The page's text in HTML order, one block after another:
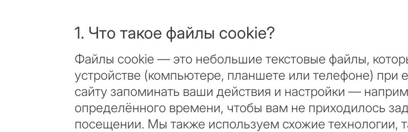
1. Что такое файлы cookie?
Файлы cookie — это небольшие текстовые файлы,
устройстве (компьютере, планшете или телефоне) при
сайту запоминать ваши действия и настройки —
определённого времени, чтобы вам не приходилось
посещении. Мы также используем схожие технологии,